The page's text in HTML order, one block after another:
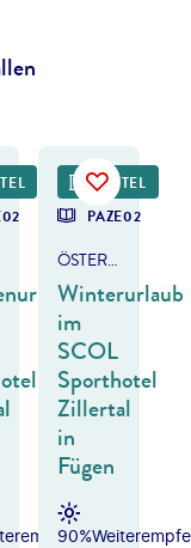
DEALHOTEL
PAZE02
ÖSTERREICH - ZILLERTAL
Winterurlaub
im
SCOL
Sporthotel
Zillertal
in
Fügen
90%